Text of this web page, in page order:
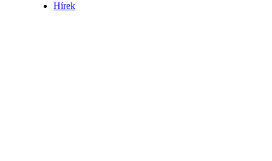
Hírek